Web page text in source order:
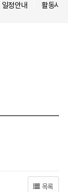
일정안내 활동사진
목록